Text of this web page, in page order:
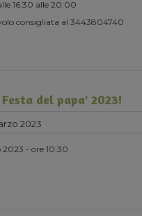
16:30 alle 20:00
consigliata al 3443804740
del papa' 2023!
2023
- ore 10:30